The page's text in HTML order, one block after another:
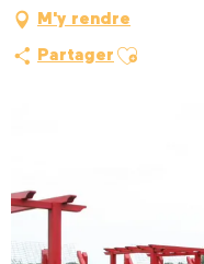
M'y rendre
Partager Ajouter